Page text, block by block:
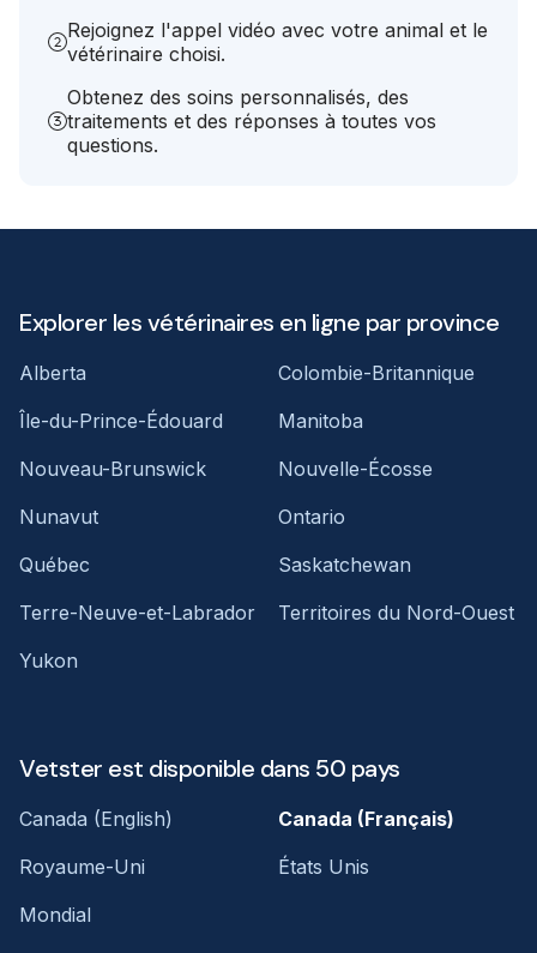
Rejoignez l'appel vidéo avec votre animal et le
vétérinaire choisi.
Obtenez des soins personnalisés, des
traitements et des réponses à toutes vos
questions.
Explorer les vétérinaires en ligne par province
Alberta
Colombie-Britannique
Île-du-Prince-Édouard
Manitoba
Nouveau-Brunswick
Nouvelle-Écosse
Nunavut
Ontario
Québec
Saskatchewan
Terre-Neuve-et-Labrador
Territoires du Nord-Ouest
Yukon
Vetster est disponible dans 50 pays
Canada (English)
Canada (Français)
Royaume-Uni
États Unis
Mondial